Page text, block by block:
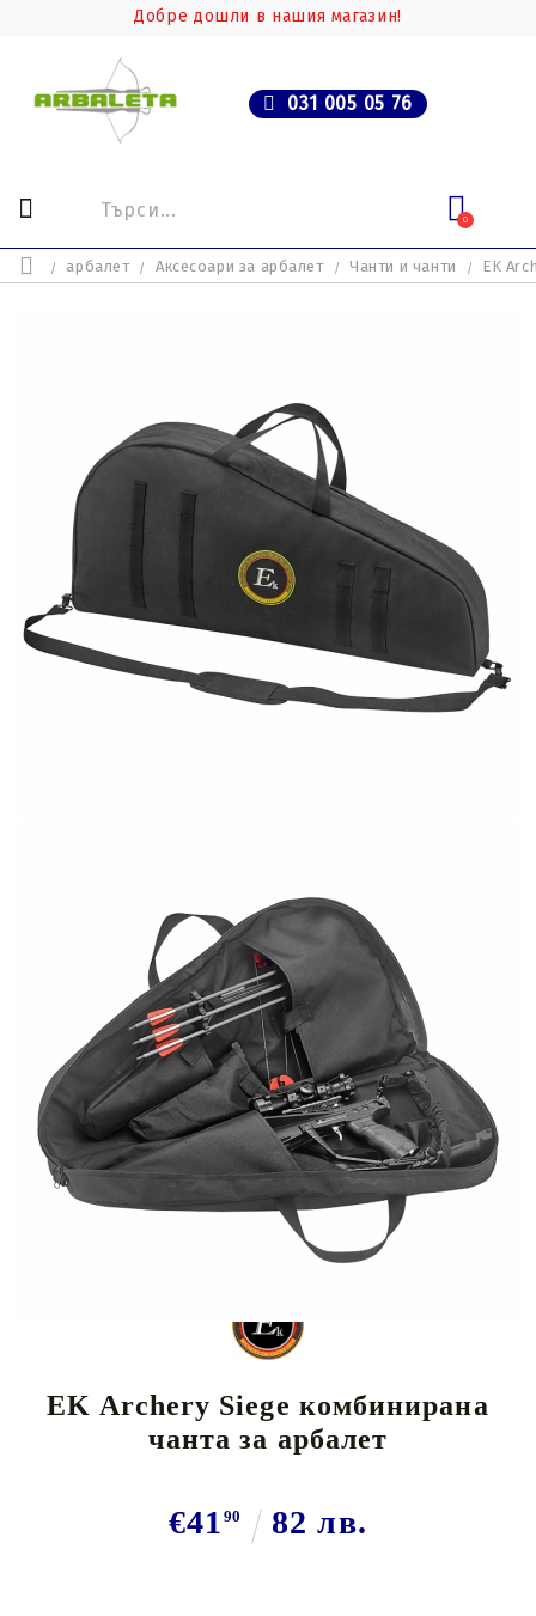
Добре дошли в нашия магазин!
031 005 05 76
0
арбалет Аксесоари за арбалет Чанти и чанти EK
Tweet
EK Archery Siege комбинирана
чанта за арбалет
€41 90 82 лв.